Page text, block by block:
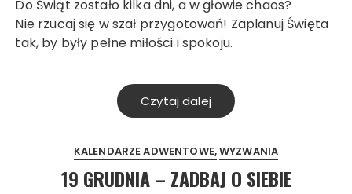
Do Świąt zostało kilka dni, a w głowie chaos?
Nie rzucaj się w szał przygotowań! Zaplanuj Święta
tak, by były pełne miłości i spokoju.
Czytaj dalej
KALENDARZE ADWENTOWE WYZWANIA
19 GRUDNIA – ZADBAJ O SIEBIE